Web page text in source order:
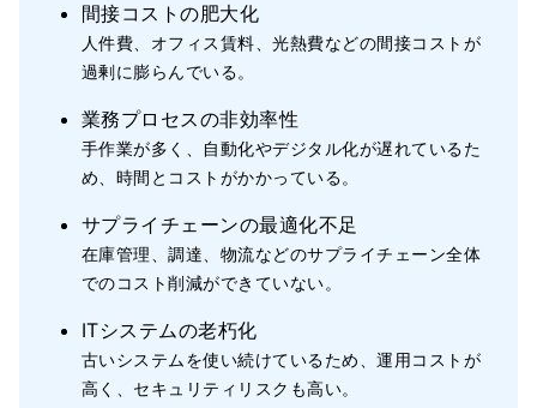
間接コストの肥大化
人件費、オフィス賃料、光熱費などの間接コストが
過剰に膨らんでいる。
業務プロセスの非効率性
手作業が多く、自動化やデジタル化が遅れているた
め、時間とコストがかかっている。
サプライチェーンの最適化不足
在庫管理、調達、物流などのサプライチェーン全体
でのコスト削減ができていない。
ITシステムの老朽化
古いシステムを使い続けているため、運用コストが
高く、セキュリティリスクも高い。